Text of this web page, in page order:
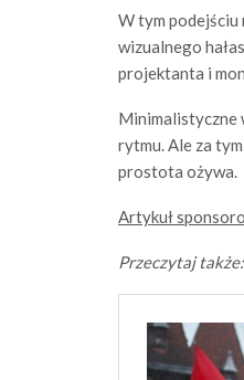
W tym podejściu
wizualnego
projektanta i
Minimalistyczne
rytmu. Ale za
prostota ożywa.
Artykuł
Przeczytaj także: